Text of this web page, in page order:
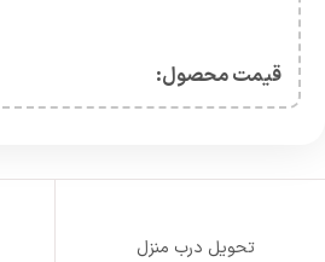
قیمت محصول:​
تحویل درب منزل